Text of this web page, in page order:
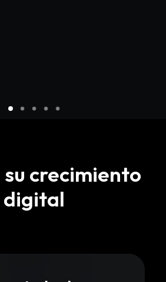
su crecimiento
digital